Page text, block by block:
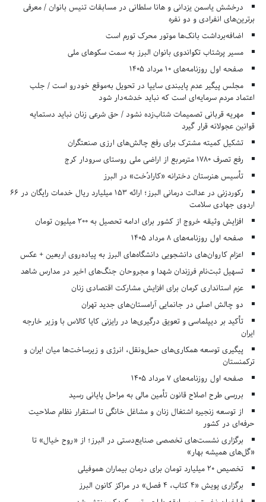
درخشش یاسمن یزدانی و هانا سلطانی در مسابقات تنیس بانوان / معرفی
برترین‌های انفرادی و دو نفره
اضافه‌برداشت بانک‌ها موتور محرک تورم است
مسیر پرشتاب تکواندوی بانوان البرز به سمت سکوهای ملی
صفحه اول روزنامه‌های 10 مرداد 1405
مجلس پیگیر عدم پایبندی سایپا در تحویل به‌موقع خودرو است / جلب
اعتماد مردم سرمایه‌ای است که نباید خدشه‌دار شود
مهریه قربانی تصمیمات شتاب‌زده نشود / حق شرعی زنان نباید دستمایه
قوانین عجولانه قرار گیرد
تشکیل کمیته مشترک برای رفع چالش‌های ارزی صنعتگران
رفع تصرف ۱۷۸۰ مترمربع از اراضی ملی روستای سرودار کرج
تأسیس هنرستان دخترانه «کارادُخت» در البرز
رکوردزنی در عدالت درمانی البرز؛ ارائه ۱۵۳ میلیارد ریال خدمات رایگان در ۶۶
اردوی جهادی سلامت
افزایش وثیقه خروج از کشور برای ادامه تحصیل به ۲۰۰ میلیون تومان
صفحه اول روزنامه‌های 8 مرداد 1405
اعزام کاروان‌های دانشجویی دانشگاه‌های البرز به پیاده‌روی اربعین + عکس
تسهیل ثبت‌نام فرزندان شهدا و مجروحان جنگ‌های اخیر در مدارس شاهد
عزم استانداری کرمان برای افزایش مشارکت اقتصادی زنان
دو چالش اصلی در جانمایی آرامستان‌های جدید تهران
تأکید بر دیپلماسی و تعویق درگیری‌ها در رایزنی کایا کالاس با وزیر خارجه
ایران
پیگیری توسعه همکاری‌های حمل‌ونقل، انرژی و زیرساخت‌ها میان ایران و
ترکمنستان
صفحه اول روزنامه‌های 7 مرداد 1405
بررسی طرح اصلاح قانون تأمین مالی به مراحل پایانی رسید
از توسعه زنجیره اشتغال زنان و مشاغل خانگی تا استقرار نظام صلاحیت
حرفه‌ای در کشور
برگزاری نشست‌های تخصصی صنایع‌دستی در البرز؛ از «روح خیال» تا
«گل‌های همیشه بهار»
تخصیص ۲۰ میلیارد تومان برای درمان بیماران هموفیلی
برگزاری پویش «۴ کتاب، ۴ فصل» در مراکز کانون البرز